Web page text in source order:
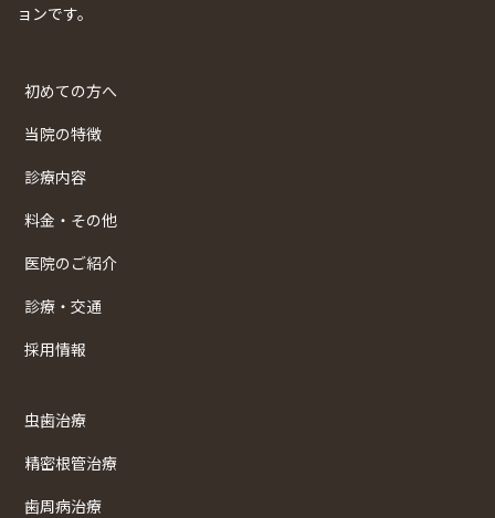
ョンです。
初めての方へ
当院の特徴
診療内容
料金・その他
医院のご紹介
診療・交通
採用情報
虫歯治療
精密根管治療
歯周病治療